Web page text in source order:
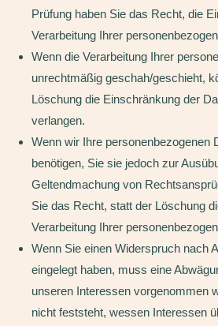
Prüfung haben Sie das Recht, die
Verarbeitung Ihrer
Wenn die Verarbeitung Ihrer
unrechtmäßig geschah/geschieht,
Löschung die Einschränkung der
verlangen.
Wenn wir Ihre personenbezogenen
benötigen, Sie sie jedoch zur
Geltendmachung von
Sie das Recht, statt der Löschung
Verarbeitung Ihrer
Wenn Sie einen Widerspruch nach
eingelegt haben, muss eine
unseren Interessen vorgenommen
nicht feststeht, wessen Interessen